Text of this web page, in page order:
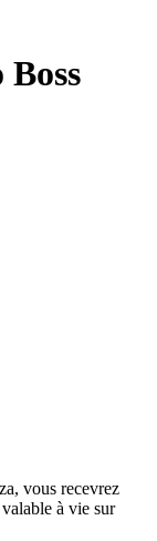
vous recevrez
à vie sur